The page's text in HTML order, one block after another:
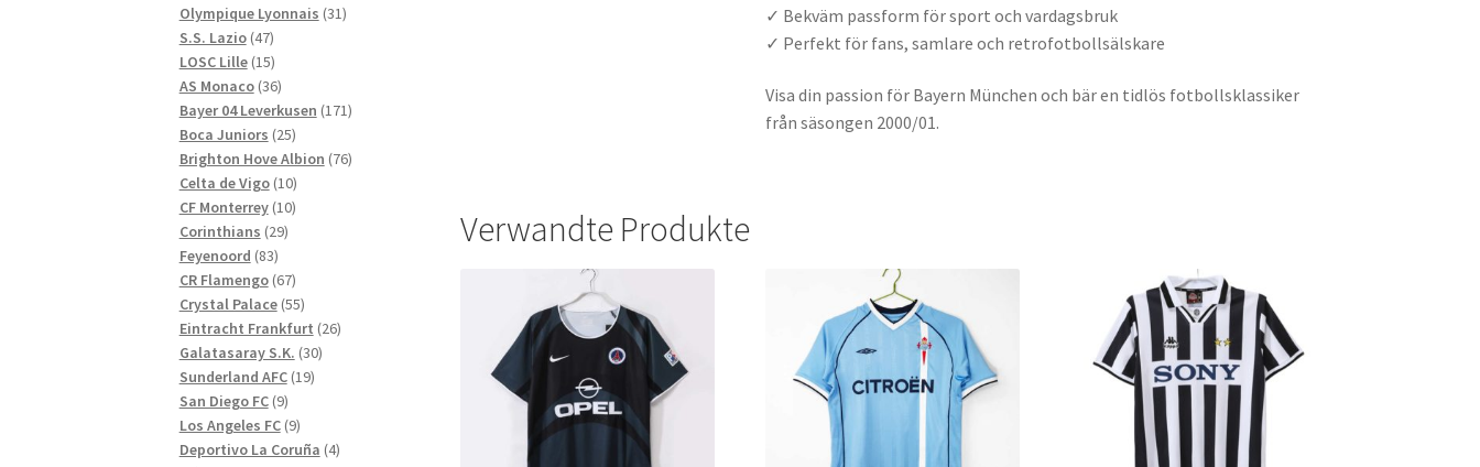
✓ Bekväm passform för sport och vardagsbruk
✓ Perfekt för fans, samlare och retrofotbollsälskare
Visa din passion för Bayern München och bär en tidlös fotbollsklassiker
från säsongen 2000/01.
Verwandte Produkte
produkter
Olympique Lyonnais 3131
S.S. Lazio 4747
produkter
LOSC Lille 1515
produkter
AS Monaco 3636
produkter
Bayer 04 Leverkusen 171171
Boca Juniors 2525
produkter
Brighton Hove Albion 7676
Celta de Vigo 1010
produkter
CF Monterrey 1010
Corinthians 2929
Feyenoord 8383
produkter
CR Flamengo 6767
produkter
Crystal Palace 5555
produkter
Eintracht Frankfurt 2626
Galatasaray S.K. 3030
Sunderland AFC 1919
San Diego FC 99
produkter
Los Angeles FC 99
produkter
Deportivo La Coruña 44